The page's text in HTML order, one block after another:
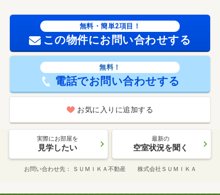
無料・簡単2項目！
この物件にお問い合わせする
無料！
電話でお問い合わせする
お気に入りに追加する
実際にお部屋を
見学したい
最新の
空室状況を聞く
お問い合わせ先 ＳＵＭＩＫＡ不動産 株式会社ＳＵＭＩＫＡ